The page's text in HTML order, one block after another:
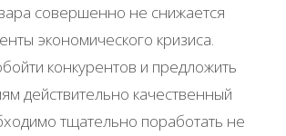
совершенно не снижается
экономического кризиса.
конкурентов и предложить
действительно качественный
тщательно поработать не